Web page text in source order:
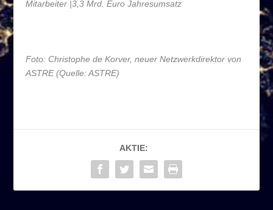
Mitarbeiter |3,3 Mrd. Euro Jahresumsatz
Foto: Christophe de Korver, neuer Netzwerkdirektor von
ASTRE (Quelle: ASTRE)
AKTIE: